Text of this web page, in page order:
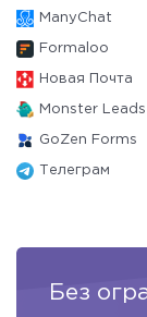
ManyChat
Formaloo
Новая Почта
Monster Leads
GoZen Forms
Телеграм
Без